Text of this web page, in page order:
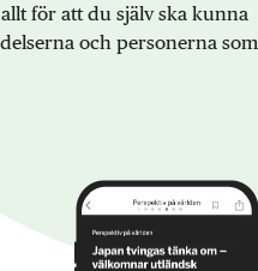
för att du själv ska kunna
och personerna som